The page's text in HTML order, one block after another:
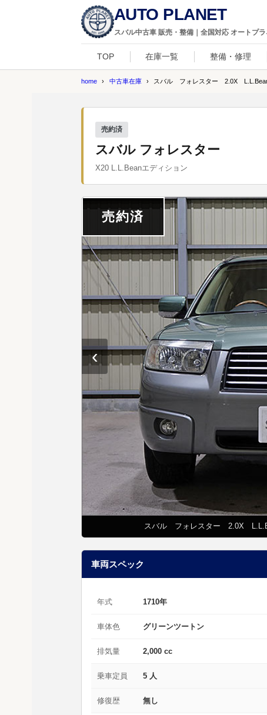
AUTO PLANET
スバル中古車 販売・整備｜全国対応 オートプラ
TOP 在庫一覧 整備・修理
home 中古車在庫 スバル フォレスター 2.0X
売約済
スバル フォレスター
X20 L.L.Beanエディション
売約済
スバル フォレスター 2.0X
‹
車両スペック
年式 1710年
車体色 グリーンツートン
排気量 2,000 cc
乗車定員 5 人
修復歴 無し